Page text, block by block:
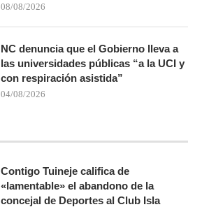
08/08/2026
NC denuncia que el Gobierno lleva a
las universidades públicas “a la UCI y
con respiración asistida”
04/08/2026
Contigo Tuineje califica de
«lamentable» el abandono de la
concejal de Deportes al Club Isla